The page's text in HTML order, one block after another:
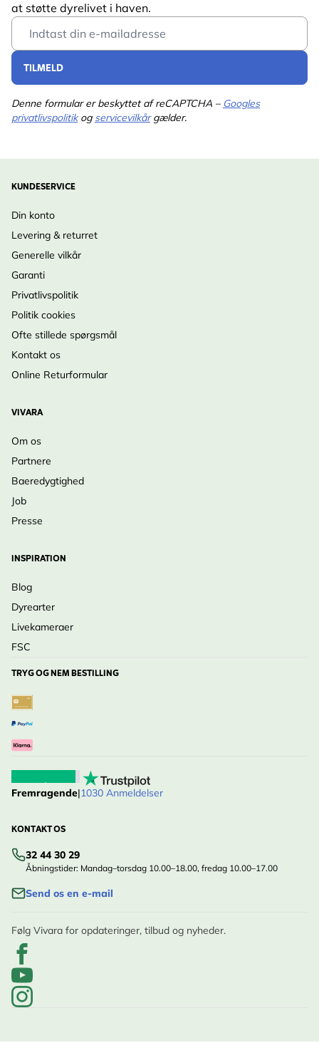
at støtte dyrelivet i haven.
Email Address
TILMELD
Denne formular er beskyttet af reCAPTCHA – Googles
privatlivspolitikog servicevilkårgælder.
KUNDESERVICE
Din konto
Levering & returret
Generelle vilkår
Garanti
Privatlivspolitik
Politik cookies
Ofte stillede spørgsmål
Kontakt os
Online Returformular
VIVARA
Om os
Partnere
Baeredygtighed
Job
Presse
INSPIRATION
Blog
Dyrearter
Livekameraer
FSC
TRYG OG NEM BESTILLING
Fremragende|1030 Anmeldelser
KONTAKT OS
32 44 30 29
Åbningstider: Mandag–torsdag 10.00–18.00, fredag 10.00–17.00
Send os en e-mail
Følg Vivara for opdateringer, tilbud og nyheder.